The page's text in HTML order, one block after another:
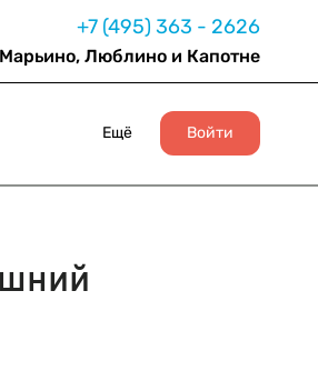
+7 (495) 363 - 2626
Люблино и Капотне
Ещё Войти